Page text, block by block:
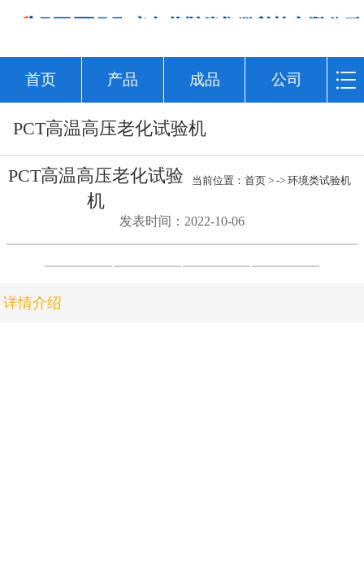
首页 产品 成品 公司
PCT高温高压老化试验机
当前位置： 首页 > -> 环境类试验机
PCT高温高压老化试验
机
发表时间：2022-10-06